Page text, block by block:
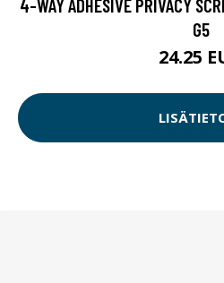
4-WAY ADHESIVE PRIVACY
G5
24.25